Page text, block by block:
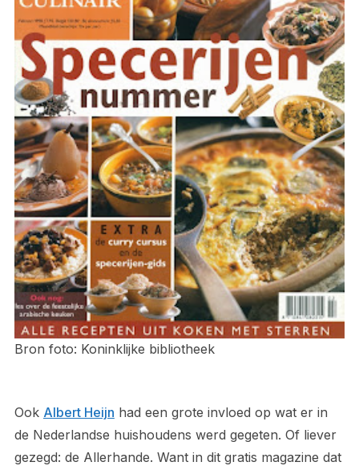
Bron foto: Koninklijke bibliotheek
Ook Albert Heijn had een grote invloed op wat er in
de Nederlandse huishoudens werd gegeten. Of liever
gezegd: de Allerhande. Want in dit gratis magazine dat